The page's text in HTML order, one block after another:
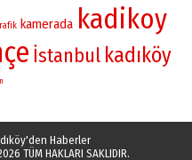
kamerada kadikoy
İstanbul kadıköy
Haberler
TÜM HAKLARI SAKLIDIR.